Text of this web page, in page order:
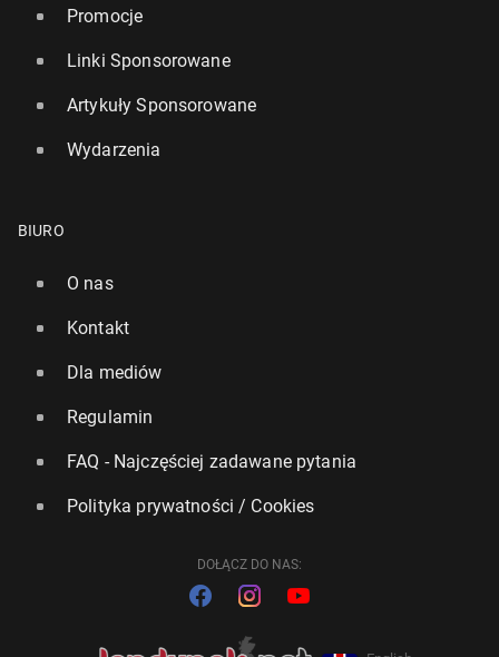
Promocje
Linki Sponsorowane
Artykuły Sponsorowane
Wydarzenia
BIURO
O nas
Kontakt
Dla mediów
Regulamin
FAQ - Najczęściej zadawane pytania
Polityka prywatności / Cookies
DOŁĄCZ DO NAS: